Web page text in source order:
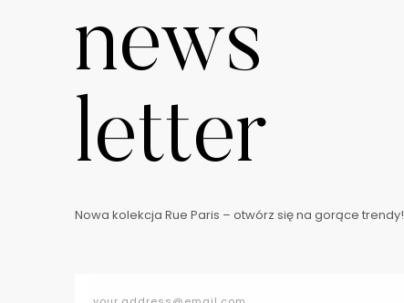
news
letter
Nowa kolekcja Rue Paris – otwórz się na gorące trendy!